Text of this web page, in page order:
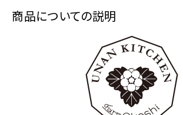
商品についての説明